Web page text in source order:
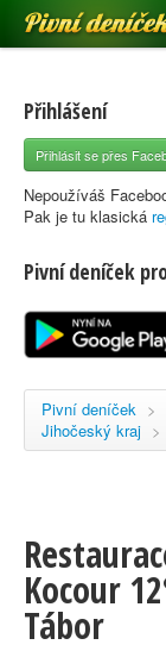
Pivní deníček
Pivní mapa
Pivní značky
Nápověda
Registrace
Přihlášení
Přihlásit se přes
Nepoužíváš
Pak je tu klasická
Pivní deníček
Pivní deníček >
Jihočeský kraj >
Kocour
Tábor